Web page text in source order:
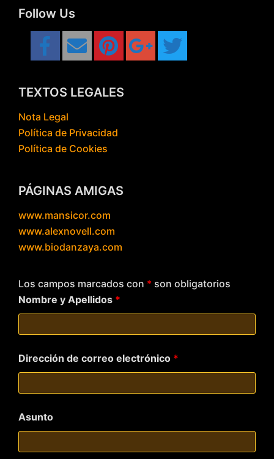
Follow Us
TEXTOS LEGALES
Nota Legal
Política de Privacidad
Política de Cookies
PÁGINAS AMIGAS
www.mansicor.com
www.alexnovell.com
www.biodanzaya.com
Los campos marcados con * son obligatorios
Nombre y Apellidos *
Dirección de correo electrónico *
Asunto